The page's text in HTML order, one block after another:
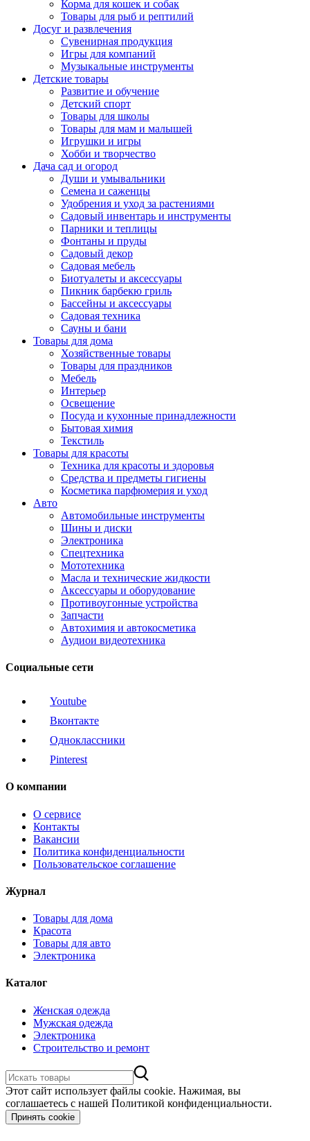
Корма для кошек и собак
Товары для рыб и рептилий
Досуг и развлечения
Сувенирная продукция
Игры для компаний
Музыкальные инструменты
Детские товары
Развитие и обучение
Детский спорт
Товары для школы
Товары для мам и малышей
Игрушки и игры
Хобби и творчество
Дача сад и огород
Души и умывальники
Семена и саженцы
Удобрения и уход за растениями
Садовый инвентарь и инструменты
Парники и теплицы
Фонтаны и пруды
Садовый декор
Садовая мебель
Биотуалеты и аксессуары
Пикник барбекю гриль
Бассейны и аксессуары
Садовая техника
Сауны и бани
Товары для дома
Хозяйственные товары
Товары для праздников
Мебель
Интерьер
Освещение
Посуда и кухонные принадлежности
Бытовая химия
Текстиль
Товары для красоты
Техника для красоты и здоровья
Средства и предметы гигиены
Косметика парфюмерия и уход
Авто
Автомобильные инструменты
Шины и диски
Электроника
Спецтехника
Мототехника
Масла и технические жидкости
Аксессуары и оборудование
Противоугонные устройства
Запчасти
Автохимия и автокосметика
Аудиои видеотехника
Социальные сети
Youtube
Вконтакте
Одноклассники
Pinterest
О компании
О сервисе
Контакты
Вакансии
Политика конфиденциальности
Пользовательское соглашение
Журнал
Товары для дома
Красота
Товары для авто
Электроника
Каталог
Женская одежда
Мужская одежда
Электроника
Строительство и ремонт
Этот сайт использует файлы cookie. Нажимая, вы
соглашаетесь с нашей Политикой конфиденциальности.
Принять cookie